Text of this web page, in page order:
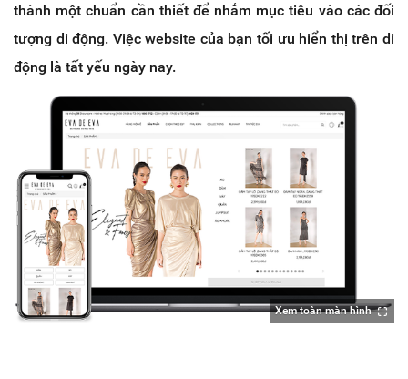
thành một chuẩn cần thiết để nhắm mục tiêu vào các đối
tượng di động. Việc website của bạn tối ưu hiển thị trên di
động là tất yếu ngày nay.
Xem toàn màn hình